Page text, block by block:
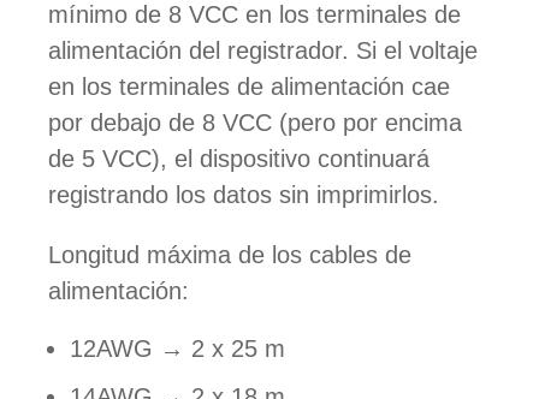
mínimo de 8 VCC en los terminales de
alimentación del registrador. Si el voltaje
en los terminales de alimentación cae
por debajo de 8 VCC (pero por encima
de 5 VCC), el dispositivo continuará
registrando los datos sin imprimirlos.
Longitud máxima de los cables de
alimentación:
12AWG → 2 x 25 m